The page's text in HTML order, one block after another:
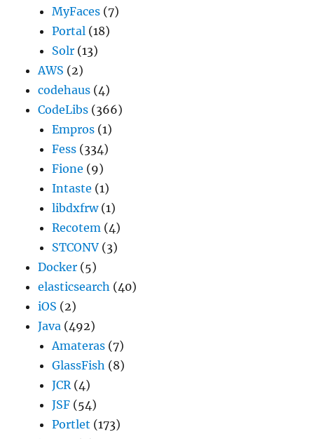
MyFaces (7)
Portal (18)
Solr (13)
AWS (2)
codehaus (4)
CodeLibs (366)
Empros (1)
Fess (334)
Fione (9)
Intaste (1)
libdxfrw(1)
Recotem (4)
STCONV (3)
Docker (5)
elasticsearch (40)
iOS (2)
Java (492)
Amateras (7)
GlassFish (8)
JCR(4)
JSF (54)
Portlet (173)